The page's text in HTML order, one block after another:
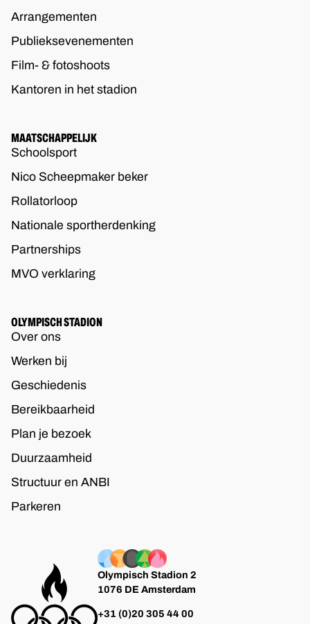
Arrangementen
Publieksevenementen
Film- & fotoshoots
Kantoren in het stadion
MAATSCHAPPELIJK
Schoolsport
Nico Scheepmaker beker
Rollatorloop
Nationale sportherdenking
Partnerships
MVO verklaring
OLYMPISCH STADION
Over ons
Werken bij
Geschiedenis
Bereikbaarheid
Plan je bezoek
Duurzaamheid
Structuur en ANBI
Parkeren
Olympisch Stadion 2
1076 DE Amsterdam
+31 (0)20 305 44 00